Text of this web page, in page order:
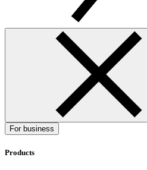
For business
Products